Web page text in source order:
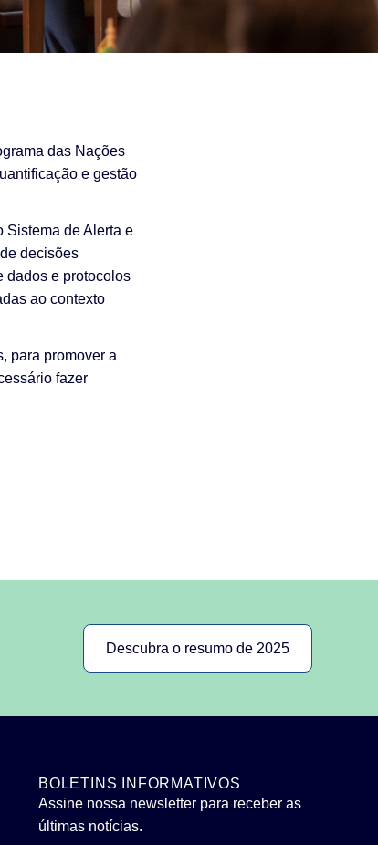
das Nações
e gestão
Sistema de Alerta e
decisões
dados e protocolos
ao contexto
para promover a
fazer
Descubra o resumo de 2025
BOLETINS INFORMATIVOS
Assine nossa newsletter para receber as
últimas notícias.